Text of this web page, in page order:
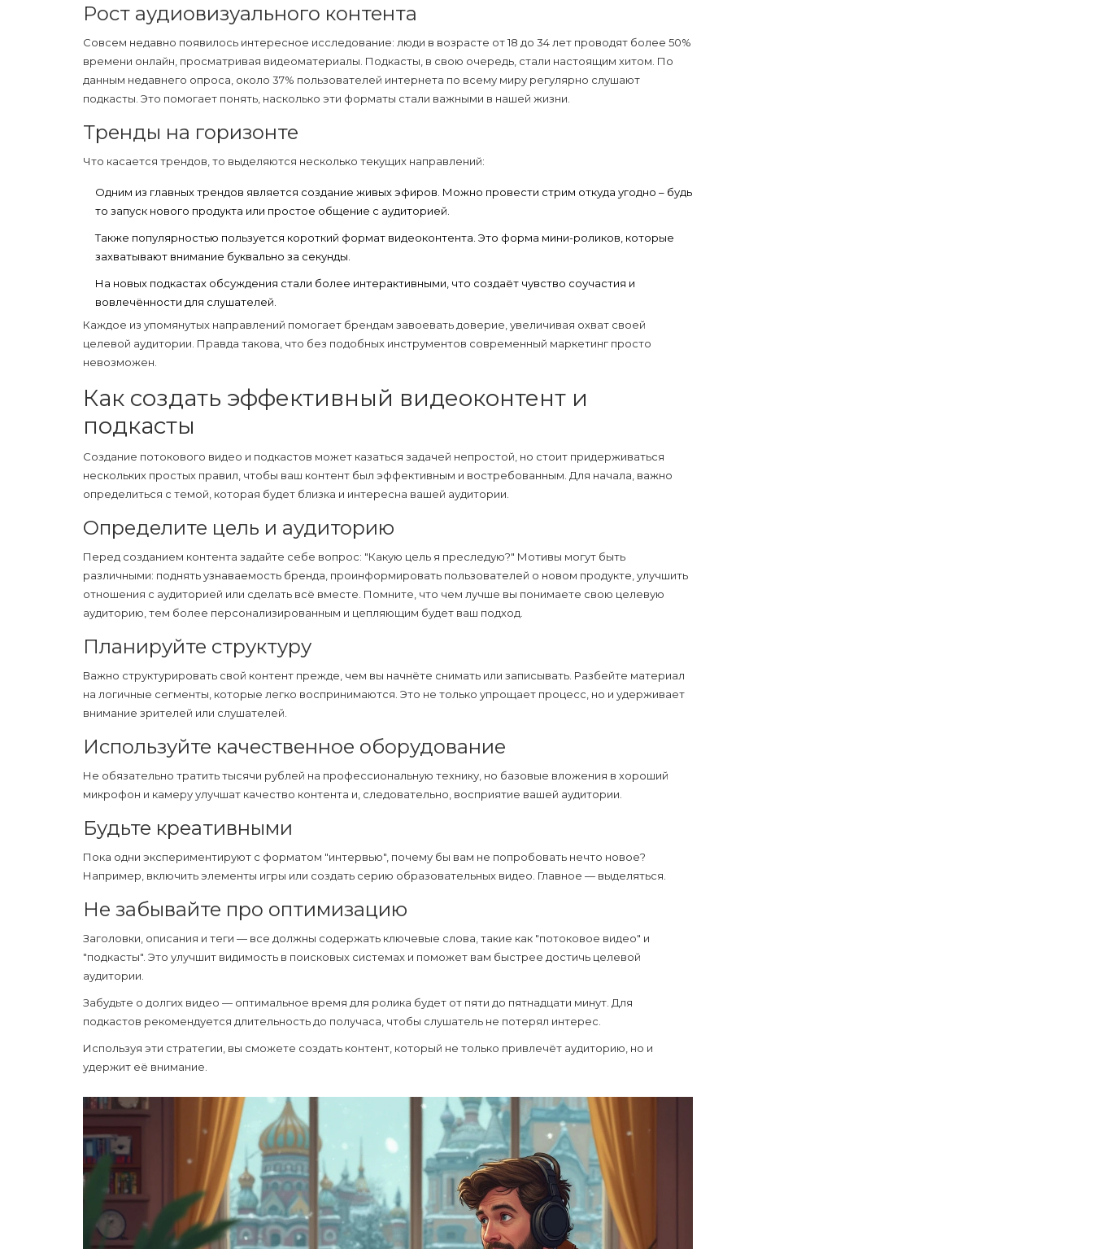
Рост аудиовизуального контента
Совсем недавно появилось интересное исследование: люди в возрасте от 18 до 34 лет проводят более 50%
времени онлайн, просматривая видеоматериалы. Подкасты , в свою очередь, стали настоящим хитом. По
данным недавнего опроса, около 37% пользователей интернета по всему миру регулярно слушают
подкасты. Это помогает понять, насколько эти форматы стали важными в нашей жизни.
Тренды на горизонте
Что касается трендов, то выделяются несколько текущих направлений:
Одним из главных трендов является создание живых эфиров. Можно провести стрим откуда угодно – будь
то запуск нового продукта или простое общение с аудиторией.
Также популярностью пользуется короткий формат видеоконтента. Это форма мини-роликов, которые
захватывают внимание буквально за секунды.
На новых подкастах обсуждения стали более интерактивными, что создаёт чувство соучастия и
вовлечённости для слушателей.
Каждое из упомянутых направлений помогает брендам завоевать доверие, увеличивая охват своей
целевой аудитории. Правда такова, что без подобных инструментов современный маркетинг просто
невозможен.
Как создать эффективный видеоконтент и
подкасты
Создание потокового видео и подкастов может казаться задачей непростой, но стоит придерживаться
нескольких простых правил, чтобы ваш контент был эффективным и востребованным. Для начала, важно
определиться с темой, которая будет близка и интересна вашей аудитории.
Определите цель и аудиторию
Перед созданием контента задайте себе вопрос: "Какую цель я преследую?" Мотивы могут быть
различными: поднять узнаваемость бренда, проинформировать пользователей о новом продукте, улучшить
отношения с аудиторией или сделать всё вместе. Помните, что чем лучше вы понимаете свою целевую
аудиторию, тем более персонализированным и цепляющим будет ваш подход.
Планируйте структуру
Важно структурировать свой контент прежде, чем вы начнёте снимать или записывать. Разбейте материал
на логичные сегменты, которые легко воспринимаются. Это не только упрощает процесс, но и удерживает
внимание зрителей или слушателей.
Используйте качественное оборудование
Не обязательно тратить тысячи рублей на профессиональную технику, но базовые вложения в хороший
микрофон и камеру улучшат качество контента и, следовательно, восприятие вашей аудитории.
Будьте креативными
Пока одни экспериментируют с форматом "интервью", почему бы вам не попробовать нечто новое?
Например, включить элементы игры или создать серию образовательных видео. Главное — выделяться.
Не забывайте про оптимизацию
Заголовки, описания и теги — все должны содержать ключевые слова, такие как "потоковое видео" и
"подкасты". Это улучшит видимость в поисковых системах и поможет вам быстрее достичь целевой
аудитории.
Забудьте о долгих видео — оптимальное время для ролика будет от пяти до пятнадцати минут. Для
подкастов рекомендуется длительность до получаса, чтобы слушатель не потерял интерес.
Используя эти стратегии, вы сможете создать контент, который не только привлечёт аудиторию, но и
удержит её внимание.